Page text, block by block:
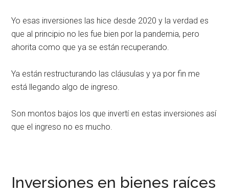
Yo esas inversiones las hice desde 2020 y la verdad es
que al principio no les fue bien por la pandemia, pero
ahorita como que ya se están recuperando.
Ya están restructurando las cláusulas y ya por fin me
está llegando algo de ingreso.
Son montos bajos los que invertí en estas inversiones así
que el ingreso no es mucho.
Inversiones en bienes raíces